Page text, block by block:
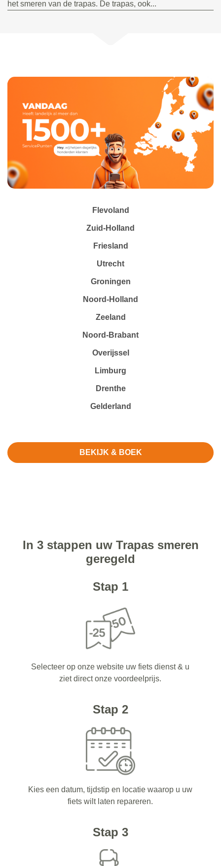
het smeren van de trapas. De trapas, ook...
Flevoland
Zuid-Holland
Friesland
Utrecht
Groningen
Noord-Holland
Zeeland
Noord-Brabant
Overijssel
Limburg
Drenthe
Gelderland
BEKIJK & BOEK
In 3 stappen uw Trapas smeren
geregeld
Stap 1
Selecteer op onze website uw fiets dienst & u
ziet direct onze voordeelprijs.
Stap 2
Kies een datum, tijdstip en locatie waarop u uw
fiets wilt laten repareren.
Stap 3